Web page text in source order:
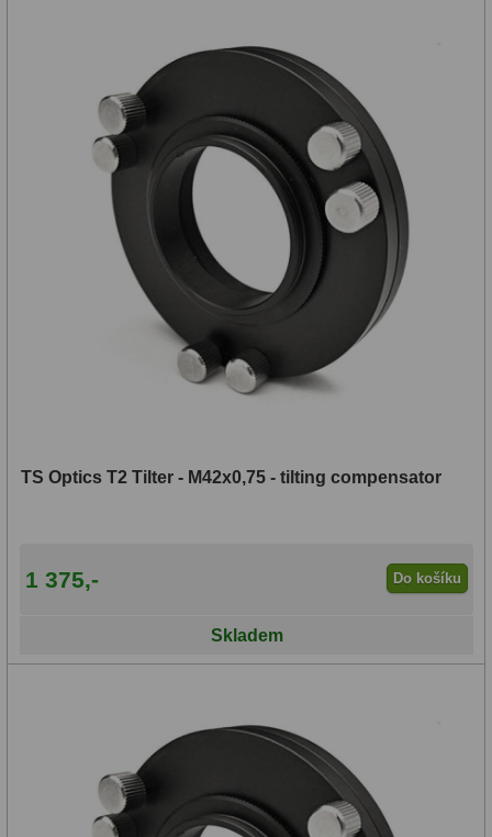
TS Optics T2 Tilter - M42x0,75 - tilting compensator
1 375,- Do košíku
Skladem